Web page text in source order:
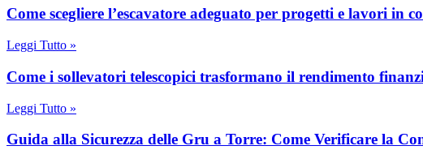
Come scegliere l’escavatore adeguato per progetti e lavori in
Leggi Tutto »
Come i sollevatori telescopici trasformano il rendimento
Leggi Tutto »
Guida alla Sicurezza delle Gru a Torre: Come Verificare la